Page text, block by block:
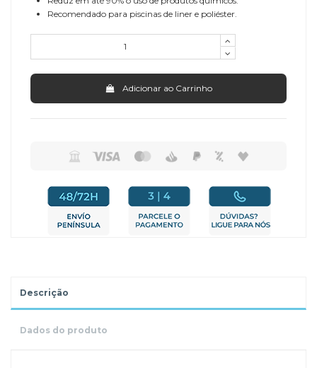
Recomendado para piscinas de liner e poliéster.
Adicionar ao Carrinho
Descrição
Dados do produto